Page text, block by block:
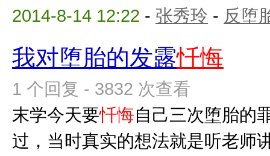
2014-8-14 12:22 - 张秀玲 - 反堕
我对堕胎的发露忏悔
1 个回复 - 3832 次查看
末学今天要忏悔自己三次堕胎的
过，当时真实的想法就是听老师